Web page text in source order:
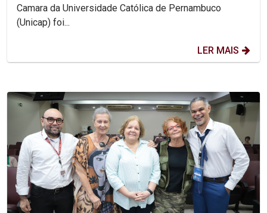
Camara da Universidade Católica de Pernambuco
(Unicap) foi...
LER MAIS